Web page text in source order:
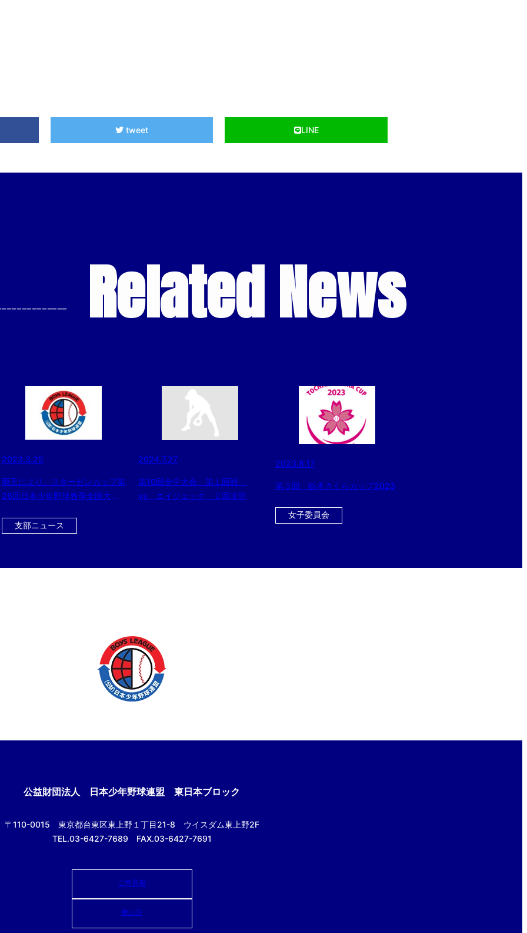
tweet LINE
Related News
2023.3.25
雨天により、スターゼンカップ第
26回日本少年野球春季全国大会
支部ニュース
2024.7.27
第10回全中大会 第１回戦
vs エイジェック ２回攻防
2023.8.17
第３回 栃木さくらカップ2023
女子委員会
公益財団法人 日本少年野球連盟 東日本ブロック
〒110-0015 東京都台東区東上野１丁目21-8 ウイスダム東上野2F
TEL.03-6427-7689 FAX.03-6427-7691
ご意見箱
使い方